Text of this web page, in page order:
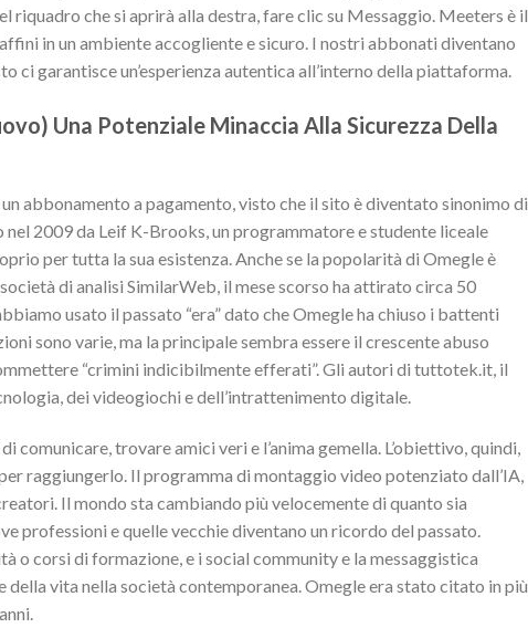
riquadro che si aprirà alla destra, fare clic su Messaggio. Meeters è il
in un ambiente accogliente e sicuro. I nostri abbonati diventano
ci garantisce un’esperienza autentica all’interno della piattaforma.
Una Potenziale Minaccia Alla Sicurezza Della
abbonamento a pagamento, visto che il sito è diventato sinonimo di
2009 da Leif K-Brooks, un programmatore e studente liceale
per tutta la sua esistenza. Anche se la popolarità di Omegle è
di analisi SimilarWeb, il mese scorso ha attirato circa 50
usato il passato “era” dato che Omegle ha chiuso i battenti
sono varie, ma la principale sembra essere il crescente abuso
“crimini indicibilmente efferati”. Gli autori di tuttotek.it, il
dei videogiochi e dell’intrattenimento digitale.
comunicare, trovare amici veri e l’anima gemella. L’obiettivo, quindi,
raggiungerlo. Il programma di montaggio video potenziato dall’IA,
Il mondo sta cambiando più velocemente di quanto sia
professioni e quelle vecchie diventano un ricordo del passato.
o corsi di formazione, e i social community e la messaggistica
vita nella società contemporanea. Omegle era stato citato in più